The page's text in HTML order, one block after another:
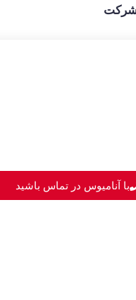
با آنامیوس در تماس باشید